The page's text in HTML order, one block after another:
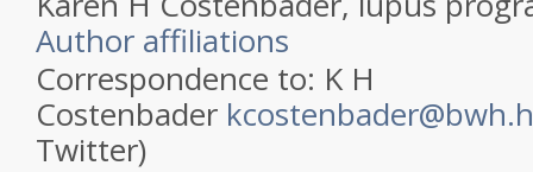
Author affiliations
Correspondence to: K H
Costenbader
Twitter)